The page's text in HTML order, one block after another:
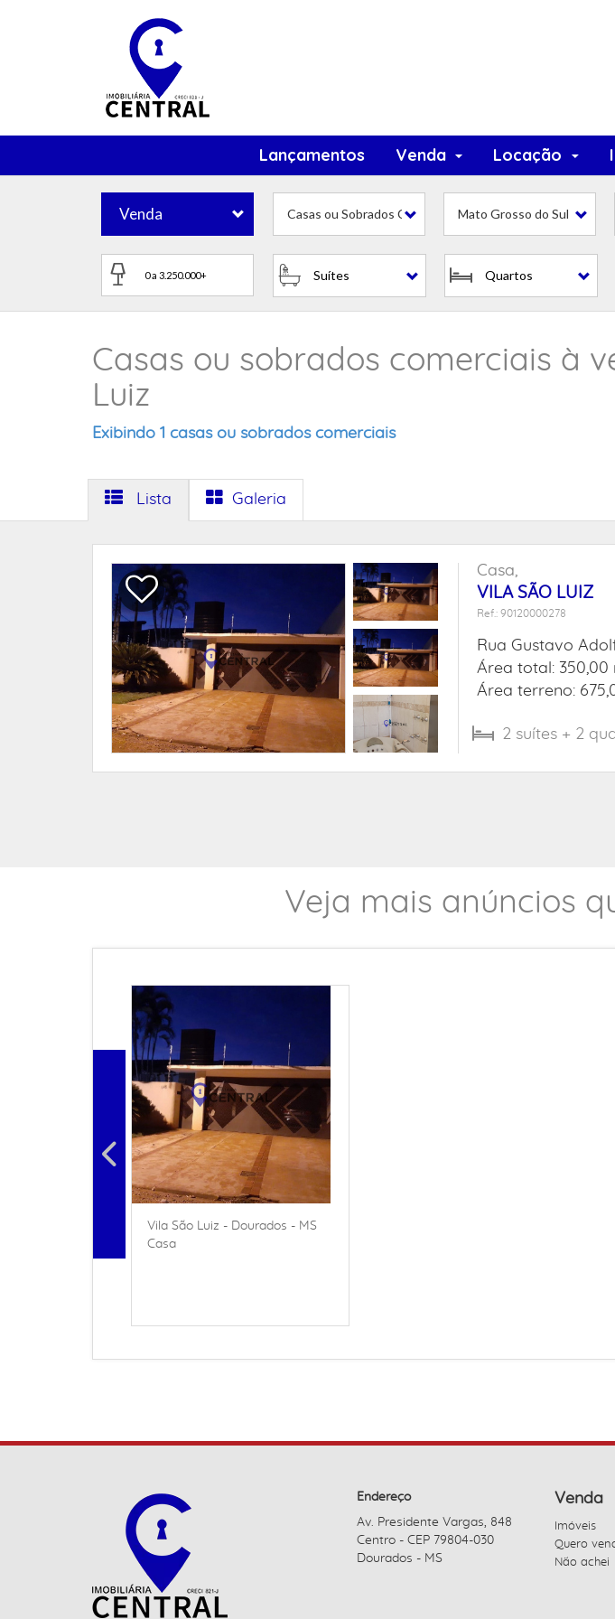
Lançamentos Venda Locação
Venda Casas ou Sobrados ComerciaisMato Grosso do Sul
Suítes Quartos
Casas ou sobrados comerciais à
Luiz
Exibindo 1 casas ou sobrados comerciais
Lista Galeria
Casa,
VILA SÃO LUIZ
Ref.: 90120000278
Rua Gustavo
Área total: 350,00
Área terreno:
2 suítes + 2
Veja mais anúncios
Vila São Luiz - Dourados - MS
Casa
Endereço
Av. Presidente Vargas, 848
Centro - CEP 79804-030
Dourados - MS
Venda
Imóveis
Quero
Não achei